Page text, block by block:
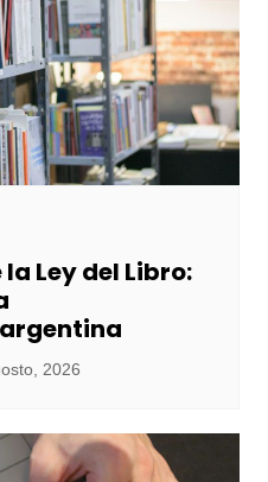
Ley del Libro:
2026